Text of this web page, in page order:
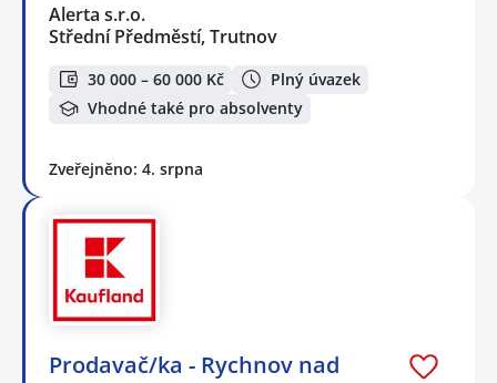
Alerta s.r.o.
Střední Předměstí, Trutnov
30 000 – 60 000 Kč
Plný úvazek
Vhodné také pro absolventy
Zveřejněno: 4. srpna
Prodavač/ka - Rychnov nad